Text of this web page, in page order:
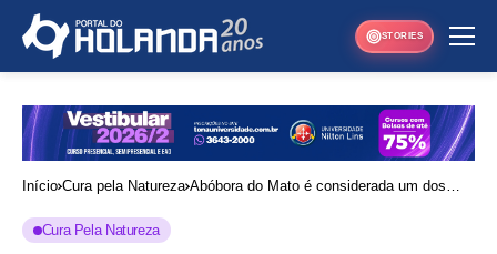
STORIES
Início Cura pela Natureza Abóbora do Mato é considerada um dos
Cura Pela Natureza